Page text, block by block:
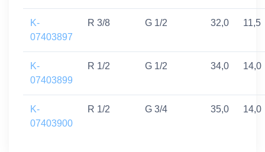
K-
07403897
R 3/8 G 1/2 32,0 11,5
K-
07403899
R 1/2 G 1/2 34,0 14,0
K-
07403900
R 1/2 G 3/4 35,0 14,0